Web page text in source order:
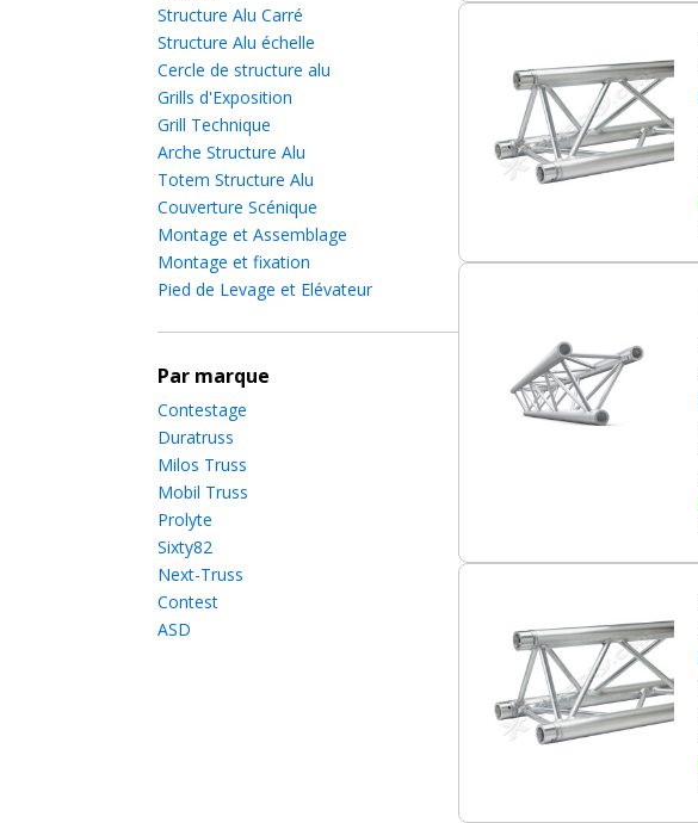
Structure Alu Carré
Structure Alu échelle
Cercle de structure alu
Grills d'Exposition
Grill Technique
Arche Structure Alu
Totem Structure Alu
Couverture Scénique
Montage et Assemblage
Montage et fixation
Pied de Levage et Elévateur
Par marque
Contestage
Duratruss
Milos Truss
Mobil Truss
Prolyte
Sixty82
Next-Truss
Contest
ASD